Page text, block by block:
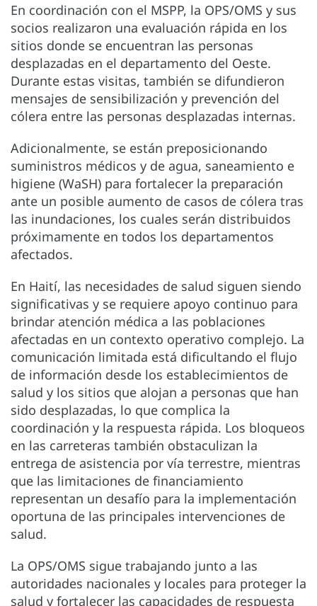
En coordinación con el MSPP, la OPS/OMS y sus
socios realizaron una evaluación rápida en los
sitios donde se encuentran las personas
desplazadas en el departamento del Oeste.
Durante estas visitas, también se difundieron
mensajes de sensibilización y prevención del
cólera entre las personas desplazadas internas.
Adicionalmente, se están preposicionando
suministros médicos y de agua, saneamiento e
higiene (WaSH) para fortalecer la preparación
ante un posible aumento de casos de cólera tras
las inundaciones, los cuales serán distribuidos
próximamente en todos los departamentos
afectados.
En Haití, las necesidades de salud siguen siendo
significativas y se requiere apoyo continuo para
brindar atención médica a las poblaciones
afectadas en un contexto operativo complejo. La
comunicación limitada está dificultando el flujo
de información desde los establecimientos de
salud y los sitios que alojan a personas que han
sido desplazadas, lo que complica la
coordinación y la respuesta rápida. Los bloqueos
en las carreteras también obstaculizan la
entrega de asistencia por vía terrestre, mientras
que las limitaciones de financiamiento
representan un desafío para la implementación
oportuna de las principales intervenciones de
salud.
La OPS/OMS sigue trabajando junto a las
autoridades nacionales y locales para proteger la
salud y fortalecer las capacidades de respuesta